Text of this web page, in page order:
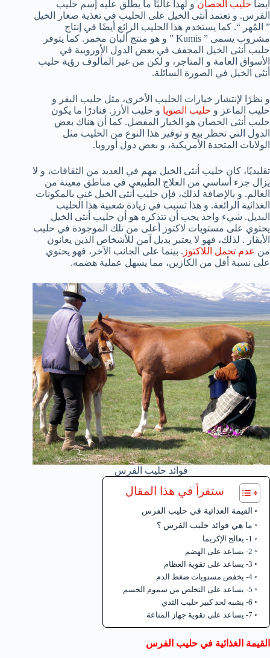
أيضا حليب الحصان و لهذا غالبًا ما يطلق عليه إسم حليب
الفرس. و تعتمد أنثى الخيل على الحليب في تغذية صغار الخيل
” المُهر “. كما يستخدم هذا الحليب الرائع أيضًا في إنتاج
مشروب يسمى ” Kumis ” و هو منتج ألبان مخمر. كما يتوفر
حليب أنثى الخيل المجفف في بعض الدول الأوروبية في
الأسواق العامة و المتاجر، و لكن من غير المألوف رؤية حليب
أنثى الخيل في الصورة السائلة.
و نظرًا لإنتشار خيارات الحليب الأخرى، مثل حليب البقر و
حليب الماعز و حليب الصويا و حليب الأرز. فنادرًا ما يكون
حليب أنثى الحصان هو الخيار المفضل. كما أن هناك بعض
الدول التي تحظر بيع و توفير هذا النوع من الحليب مثل
الولايات المتحدة الأمريكية، و بعض دول أوروبا.
تقليديًا، كان حليب أنثى الخيل مهم في العديد من الثقافات، و لا
يزال جزء أساسي من العلاج الطبيعي في مناطق معينة من
العالم. و بالإضافة لذلك، فإن حليب أنثى الخيل غني بالمكونات
الغذائية الرائعة. و هذا تسبب في زيادة شعبية هذا الحليب
البديل. شيء واحد يجب أن تتذكره هو أن حليب أنثى الخيل
يحتوي على مستويات لاكتوز أعلى من تلك الموجودة في حليب
الأبقار . لذلك، فهو لا يعتبر بديل آمن للأشخاص الذين يعانون
من عدم تحمل اللاكتوز . بينما على الجانب الآخر، فهو يحتوي
على نسبة أقل من الكازين، مما يسهل عملية هضمه.
فوائد حليب الفرس
ستقرأ في هذا المقال
القيمة الغذائية في حليب الفرس
ما هي فوائد حليب الفرس ؟
1- يعالج الإكزيما
2- يساعد على الهضم
3- يساعد على تقوية العظام
4- يخفض مستويات ضغط الدم
5- يساعد على التخلص من سموم الجسم
6- يشبه لحد كبير حليب الثدي
7- يساعد على تقوية جهاز المناعة
القيمة الغذائية في حليب الفرس